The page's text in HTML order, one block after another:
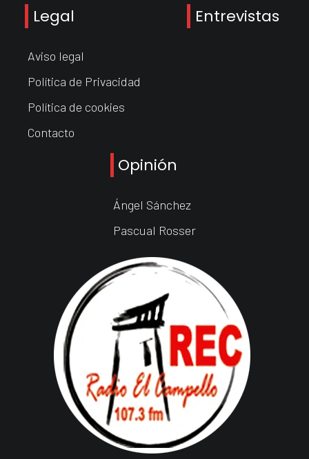
Legal
Aviso legal
Política de Privacidad
Política de cookies
Contacto
Entrevistas
Opinión
Ángel Sánchez
Pascual Rosser